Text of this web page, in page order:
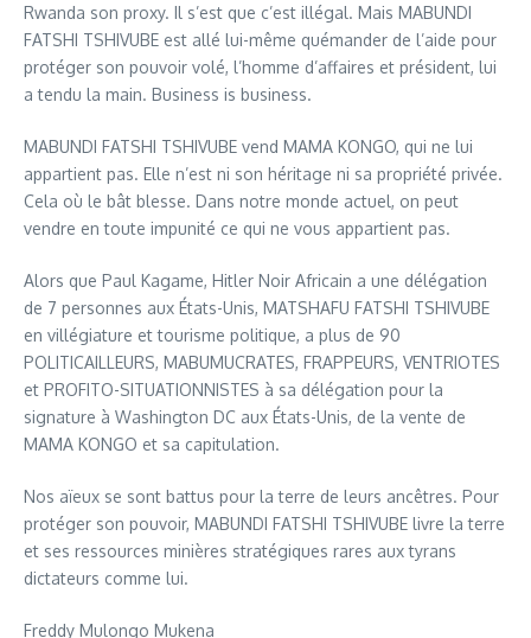
Rwanda son proxy. Il s’est que c’est illégal. Mais MABUNDI
FATSHI TSHIVUBE est allé lui-même quémander de l’aide pour
protéger son pouvoir volé, l’homme d’affaires et président, lui
a tendu la main. Business is business.
MABUNDI FATSHI TSHIVUBE vend MAMA KONGO, qui ne lui
appartient pas. Elle n’est ni son héritage ni sa propriété privée.
Cela où le bât blesse. Dans notre monde actuel, on peut
vendre en toute impunité ce qui ne vous appartient pas.
Alors que Paul Kagame, Hitler Noir Africain a une délégation
de 7 personnes aux États-Unis, MATSHAFU FATSHI TSHIVUBE
en villégiature et tourisme politique, a plus de 90
POLITICAILLEURS, MABUMUCRATES, FRAPPEURS, VENTRIOTES
et PROFITO-SITUATIONNISTES à sa délégation pour la
signature à Washington DC aux États-Unis, de la vente de
MAMA KONGO et sa capitulation.
Nos aïeux se sont battus pour la terre de leurs ancêtres. Pour
protéger son pouvoir, MABUNDI FATSHI TSHIVUBE livre la terre
et ses ressources minières stratégiques rares aux tyrans
dictateurs comme lui.
Freddy Mulongo Mukena